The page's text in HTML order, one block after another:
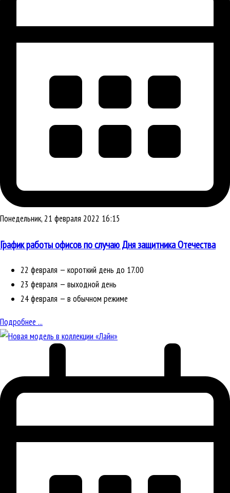
Понедельник, 21 февраля 2022 16:15
График работы офисов по случаю Дня защитника Отечества
22 февраля — короткий день до 17.00
23 февраля — выходной день
24 февраля — в обычном режиме
Подробнее ...